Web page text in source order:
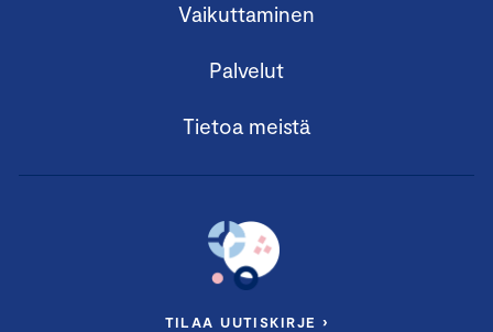
Vaikuttaminen
Palvelut
Tietoa meistä
TILAA UUTISKIRJE ›